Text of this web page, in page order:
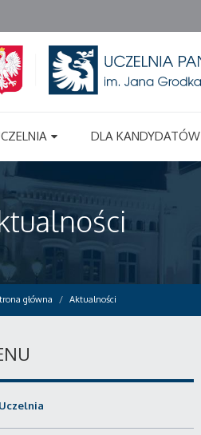
DLA KANDYDATÓW
główna Aktualności
Uczelnia